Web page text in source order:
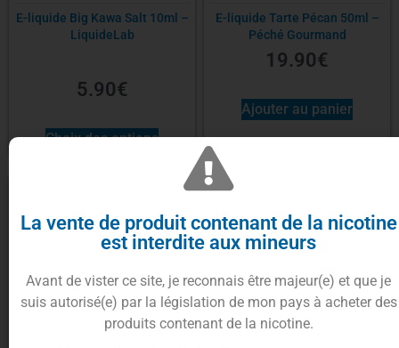
E-liquide Big Kawa Salt 10ml –
LiquideLab
5.90€
Choix des options
E-liquide Tarte Pécan 50ml –
Péché Gourmand
19.90€
Ajouter au panier
-50%
La vente de produit contenant de la nicotine
est interdite aux mineurs
Avant de vister ce site, je reconnais être majeur(e) et que je
suis autorisé(e) par la législation de mon pays à acheter des
produits contenant de la nicotine.